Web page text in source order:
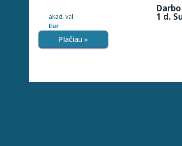
1 d.
akad. val.
Eur
Plačiau »